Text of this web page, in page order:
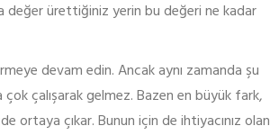
değer ürettiğiniz yerin bu değeri ne kadar
devam edin. Ancak aynı zamanda şu
çok çalışarak gelmez. Bazen en büyük fark,
ortaya çıkar. Bunun için de ihtiyacınız olan